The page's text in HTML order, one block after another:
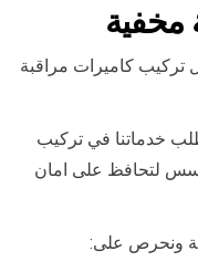
مخفية
تركيب كاميرات مراقبة
خدماتنا في تركيب
لتحافظ على امان
ونحرص على: